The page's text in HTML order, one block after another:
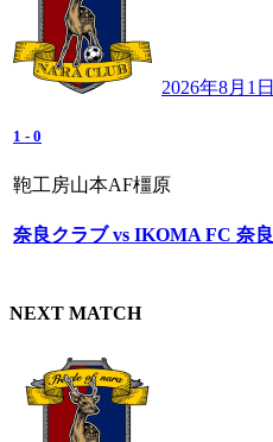
2026年8月1日
1 - 0
鞄工房山本AF橿原
奈良クラブ vs IKOMA FC 奈良
NEXT MATCH